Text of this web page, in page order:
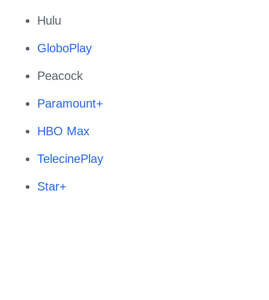
Hulu
GloboPlay
Peacock
Paramount+
HBO Max
TelecinePlay
Star+